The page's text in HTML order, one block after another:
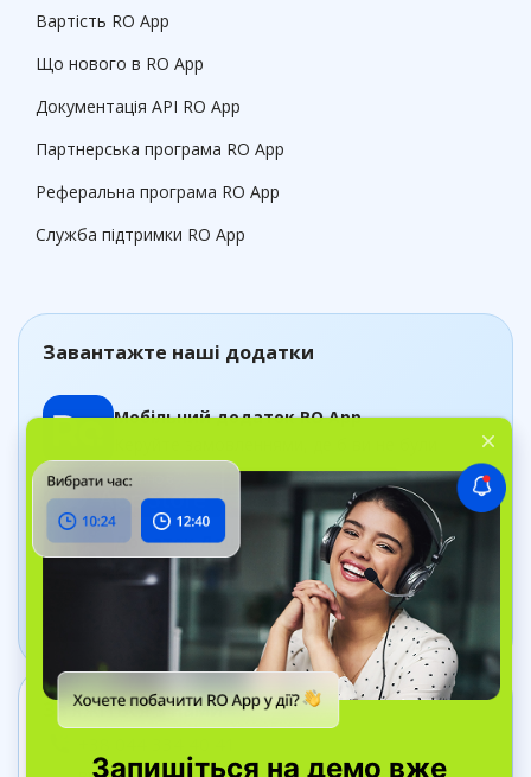
Вартість RO App
Що нового в RO App
Документація API RO App
Партнерська програма RO App
Реферальна програма RO App
Служба підтримки RO App
Завантажте наші додатки
Мобільний додаток RO App
Додаток Дашборд
Відстежуйте стан бізнесу в реальному часі
Зв’яжіться з нами